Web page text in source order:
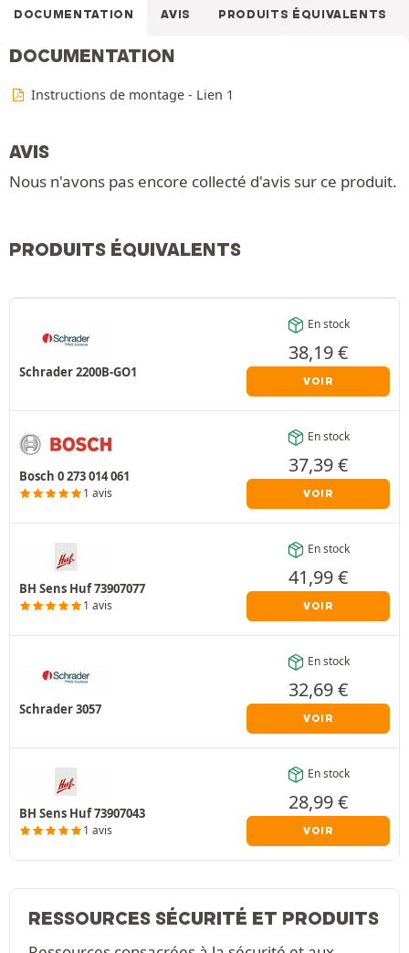
DOCUMENTATION AVIS PRODUITS ÉQUIVALENTS
DOCUMENTATION
Instructions de montage - Lien 1
AVIS
Nous n'avons pas encore collecté d'avis sur ce produit.
PRODUITS ÉQUIVALENTS
Schrader 2200B-GO1
En stock
38,19€
VOIR
Bosch 0 273 014 061
1 avis
En stock
37,39€
VOIR
BH Sens Huf 73907077
1 avis
En stock
41,99€
VOIR
Schrader 3057
En stock
32,69€
VOIR
BH Sens Huf 73907043
1 avis
En stock
28,99€
VOIR
RESSOURCES SÉCURITÉ ET PRODUITS